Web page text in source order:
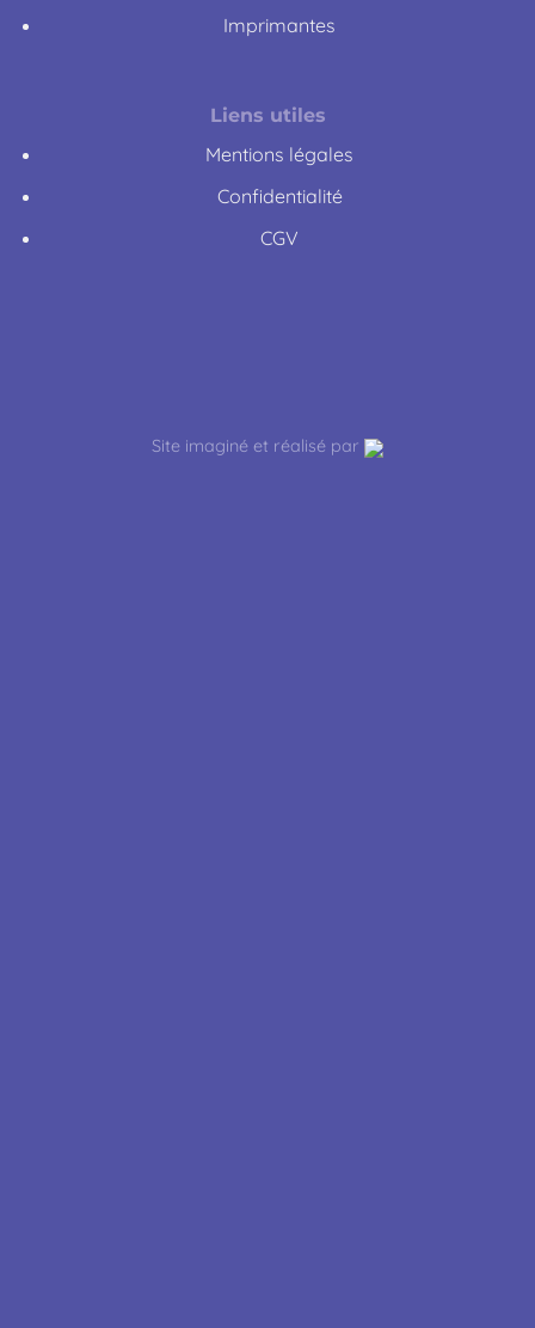
Imprimantes
Liens utiles
Mentions légales
Confidentialité
CGV
Site imaginé et réalisé par